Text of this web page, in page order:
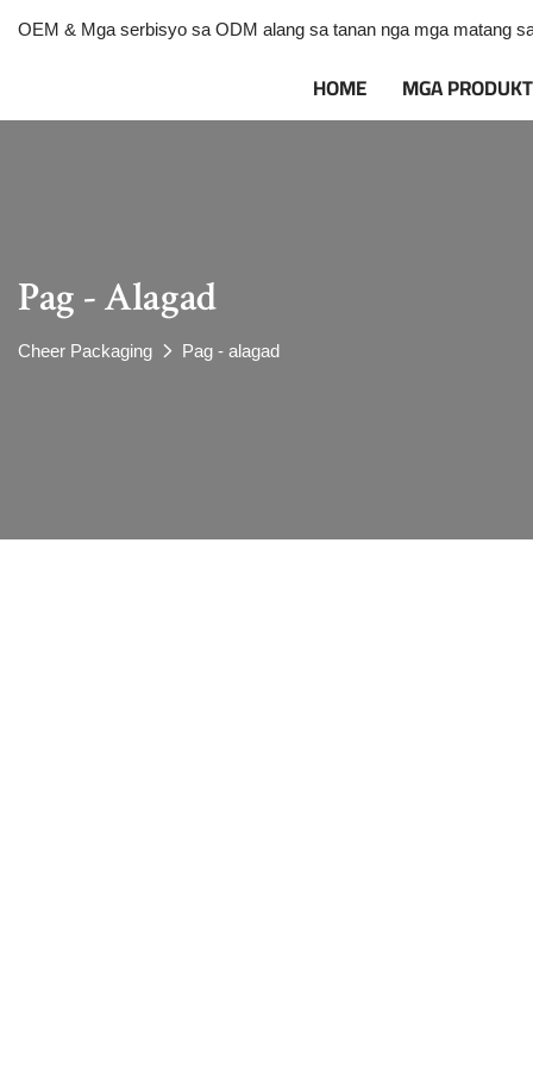
OEM & Mga serbisyo sa ODM alang sa tanan nga mga matang
HOME MGA
Pag - Alagad
Cheer Packaging Pag - alagad